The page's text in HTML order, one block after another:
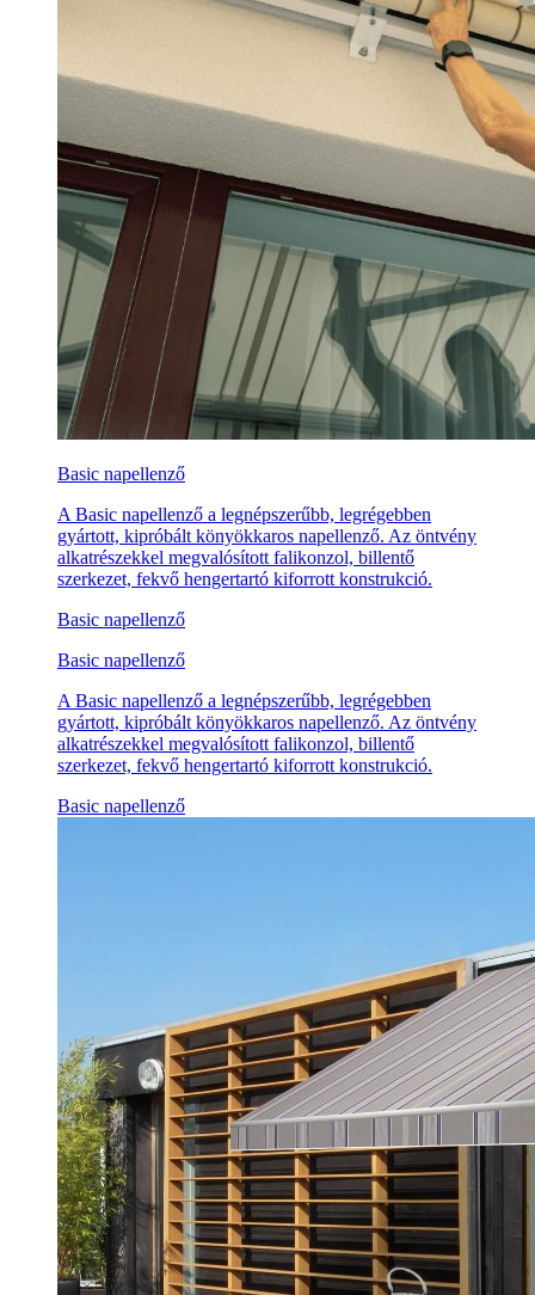
Basic napellenző
A Basic napellenző a legnépszerűbb, legrégebben
gyártott, kipróbált könyökkaros napellenző. Az öntvény
alkatrészekkel megvalósított falikonzol, billentő
szerkezet, fekvő hengertartó kiforrott konstrukció.
Basic napellenző
Basic napellenző
A Basic napellenző a legnépszerűbb, legrégebben
gyártott, kipróbált könyökkaros napellenző. Az öntvény
alkatrészekkel megvalósított falikonzol, billentő
szerkezet, fekvő hengertartó kiforrott konstrukció.
Basic napellenző